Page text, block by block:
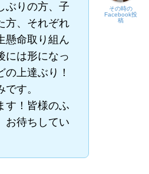
その時の
Facebook投
稿
ぶりの方、子
方、それぞれ
懸命取り組ん
には形になっ
の上達ぶり！
す。
す！皆様のふ
お待ちしてい